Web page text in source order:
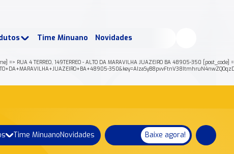
Time Minuano Novidades
=> RUA 4 TERREO, 149TERREO - ALTO DA MARAVILHA JUAZEIRO BA 48905-350
Time MinuanoNovidades Baixe agora!